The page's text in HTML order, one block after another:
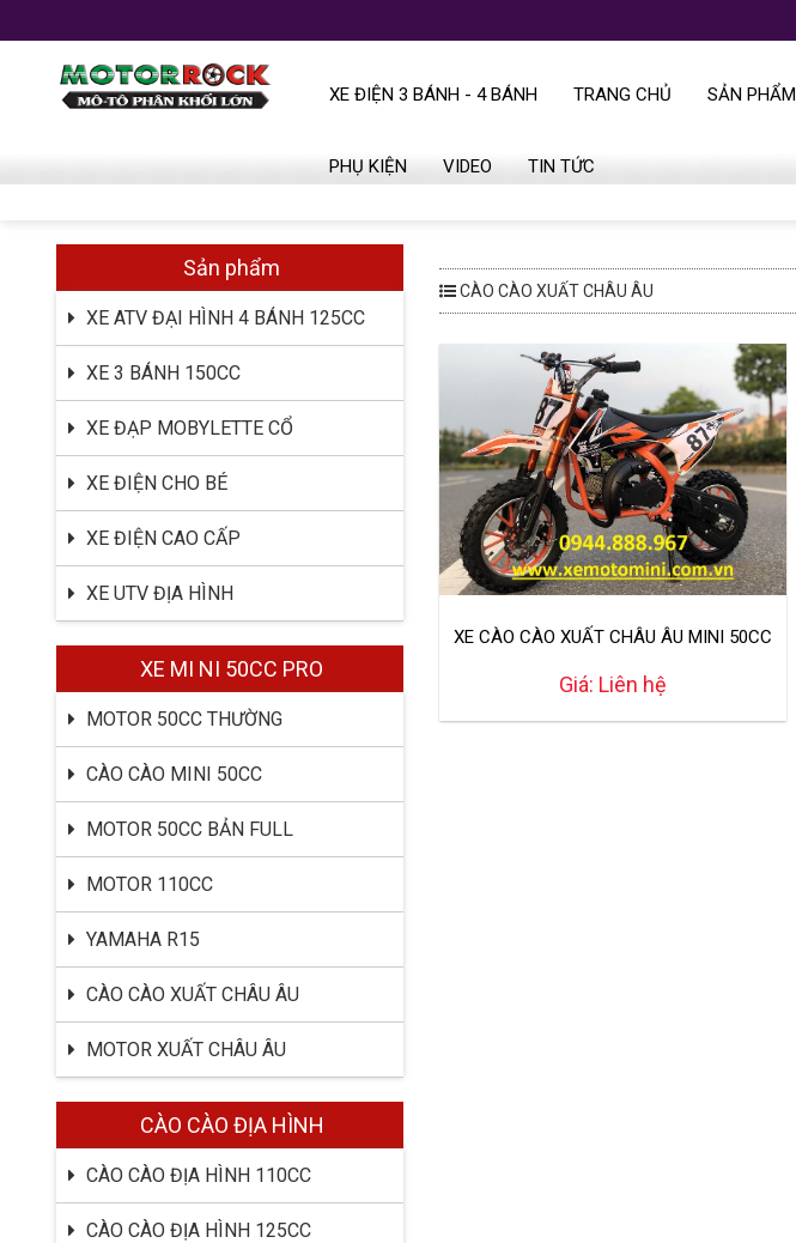
XE ĐIỆN 3 BÁNH - 4 BÁNH TRANG CHỦ SẢN PHẨM
PHỤ KIỆN VIDEO TIN TỨC
Sản phẩm
XE ATV ĐẠI HÌNH 4 BÁNH 125CC
XE 3 BÁNH 150CC
XE ĐẠP MOBYLETTE CỔ
XE ĐIỆN CHO BÉ
XE ĐIỆN CAO CẤP
XE UTV ĐỊA HÌNH
XE MI NI 50CC PRO
MOTOR 50CC THƯỜNG
CÀO CÀO MINI 50CC
MOTOR 50CC BẢN FULL
MOTOR 110CC
YAMAHA R15
CÀO CÀO XUẤT CHÂU ÂU
MOTOR XUẤT CHÂU ÂU
CÀO CÀO ĐỊA HÌNH
CÀO CÀO ĐỊA HÌNH 110CC
CÀO CÀO ĐỊA HÌNH 125CC
CÀO CÀO XUẤT CHÂU ÂU
CHI TIẾT
XE CÀO CÀO XUẤT CHÂU ÂU MINI 50CC
Giá: Liên hệ